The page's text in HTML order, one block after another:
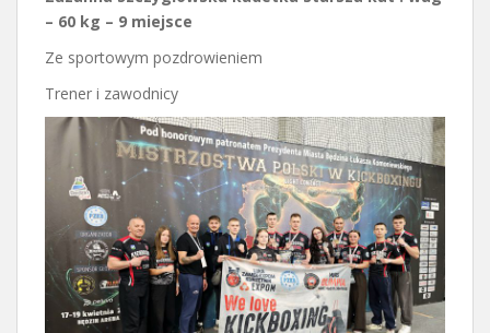
– 60 kg – 9 miejsce
Ze sportowym pozdrowieniem
Trener i zawodnicy